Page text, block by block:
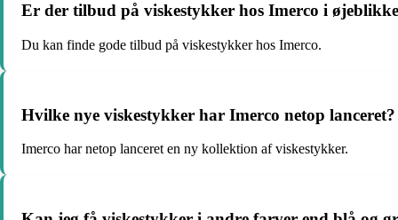
Er der tilbud på viskestykker hos Imerco i
Du kan finde gode tilbud på viskestykker hos Imerco.
Hvilke nye viskestykker har Imerco netop lanceret?
Imerco har netop lanceret en ny kollektion af viskestykker.